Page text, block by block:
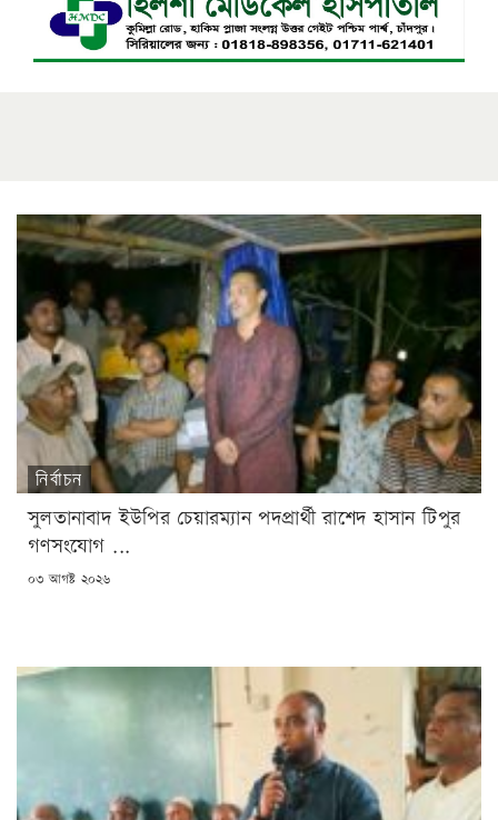
নির্বাচন
সুলতানাবাদ ইউপির চেয়ারম্যান পদপ্রার্থী রাশেদ হাসান টিপুর
গণসংযোগ ...
POSTED
০৩ আগষ্ট ২০২৬